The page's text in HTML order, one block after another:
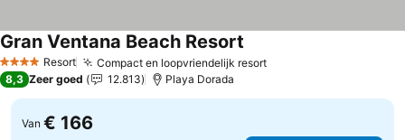
4 SterrenResort Compact en loopvriendelijk resortPrijzen bekijken
Gran Ventana Beach Resort
8,3 Zeer goed 12.813 Playa Dorada
Van € 166